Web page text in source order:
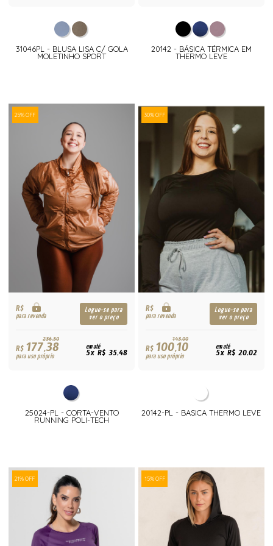
31046PL - BLUSA LISA C/ GOLA
MOLETINHO SPORT
20142 - BÁSICA TÉRMICA EM
THERMO LEVE
25% OFF
R$
para revenda
Logue-se para
ver o preço
236,50
R$177,38
para uso próprio
em até
5x R$ 35,48
25024-PL - CORTA-VENTO
RUNNING POLI-TECH
30% OFF
R$
para revenda
Logue-se para
ver o preço
143,00
R$100,10
para uso próprio
em até
5x R$ 20,02
20142-PL - BASICA THERMO LEVE
21% OFF 15% OFF